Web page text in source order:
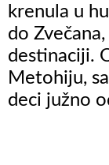
krenula u
do
destinaciji.
Metohiju,
deci južno